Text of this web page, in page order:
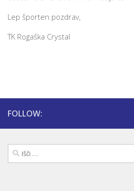
Lep športen pozdrav,
TK Rogaška Crystal
FOLLOW:
Išči: